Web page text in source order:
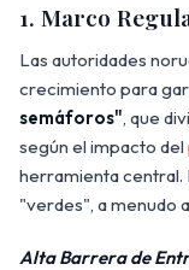
1. Marco
Las autoridades
crecimiento para
semáforos", que
según el impacto del
herramienta central.
"verdes", a menudo
Alta Barrera de